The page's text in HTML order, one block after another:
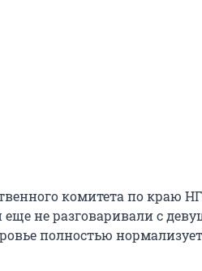
комитета по краю
еще не разговаривали с
полностью